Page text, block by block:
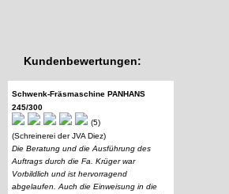
Kundenbewertungen:
Schwenk-Fräsmaschine PANHANS
245/300
(5)
(Schreinerei der JVA Diez)
Die Beratung und die Ausführung des
Auftrags durch die Fa. Krüger war
Vorbildlich und ist hervorragend
abgelaufen. Auch die Einweisung in die